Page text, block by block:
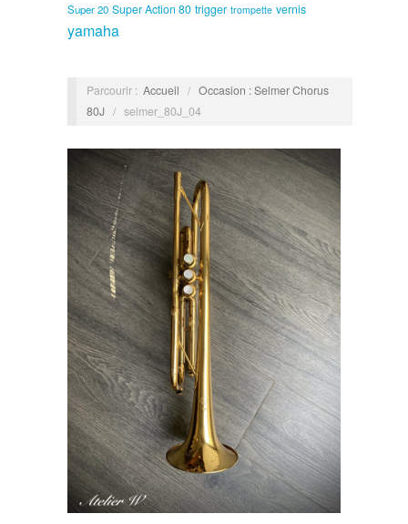
Super 20 Super Action 80 trigger trompette vernis
yamaha
Parcourir : Accueil / Occasion : Selmer Chorus
80J / selmer_80J_04